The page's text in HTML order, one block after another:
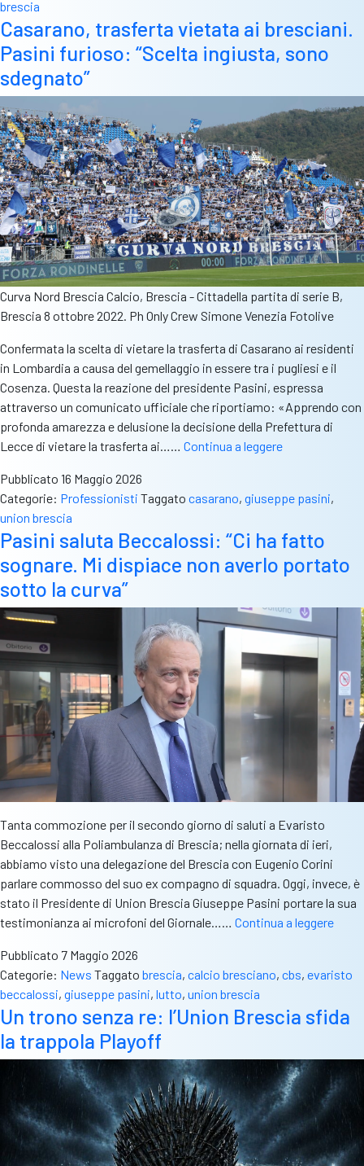
i
ranghi:
è
tutta
con
voi”
brescia
Casarano, trasferta vietata ai bresciani.
Pasini furioso: “Scelta ingiusta, sono
sdegnato”
Curva Nord Brescia Calcio, Brescia - Cittadella partita di serie B,
Brescia 8 ottobre 2022. Ph Only Crew Simone Venezia Fotolive
Confermata la scelta di vietare la trasferta di Casarano ai residenti
in Lombardia a causa del gemellaggio in essere tra i pugliesi e il
Cosenza. Questa la reazione del presidente Pasini, espressa
attraverso un comunicato ufficiale che riportiamo: «Apprendo con
profonda amarezza e delusione la decisione della Prefettura di
Lecce di vietare la trasferta ai…… Continua a leggereCasarano,
ai
Pasini
furioso:
sono
sdegnato”
Pubblicato 16 Maggio 2026
Categorie: Professionisti Taggato casarano, giuseppe pasini,
union brescia
Pasini saluta Beccalossi: “Ci ha fatto
sognare. Mi dispiace non averlo portato
sotto la curva”
Tanta commozione per il secondo giorno di saluti a Evaristo
Beccalossi alla Poliambulanza di Brescia; nella giornata di ieri,
abbiamo visto una delegazione del Brescia con Eugenio Corini
parlare commosso del suo ex compagno di squadra. Oggi, invece, è
stato il Presidente di Union Brescia Giuseppe Pasini portare la sua
testimonianza ai microfoni del Giornale…… Continua a leggere
“Ci
fatto
Mi
non
sotto
Pubblicato 7 Maggio 2026
Categorie: News Taggato brescia, calcio bresciano, cbs, evaristo
beccalossi, giuseppe pasini, lutto, union brescia
Un trono senza re: l’Union Brescia sfida
la trappola Playoff